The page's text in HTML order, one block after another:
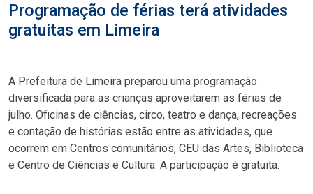
Programação de férias terá atividades
gratuitas em Limeira
A Prefeitura de Limeira preparou uma programação
diversificada para as crianças aproveitarem as férias de
julho. Oficinas de ciências, circo, teatro e dança, recreações
e contação de histórias estão entre as atividades, que
ocorrem em Centros comunitários, CEU das Artes, Biblioteca
e Centro de Ciências e Cultura. A participação é gratuita.